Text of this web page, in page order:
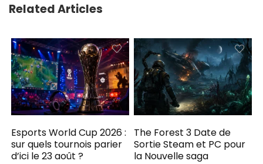
Related Articles
Esports World Cup 2026 :
sur quels tournois parier
d’ici le 23 août ?
The Forest 3 Date de
Sortie Steam et PC pour
la Nouvelle saga